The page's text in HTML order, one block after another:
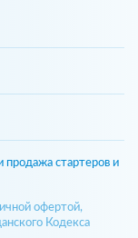
стартеров и
офертой,
Кодекса